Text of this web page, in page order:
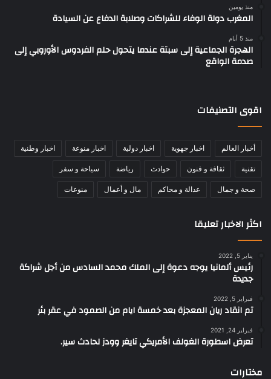
منذ يومين
المغرب دولة الوفاء للشراكات وصلابة الدفاع عن السيادة
منذ 5 أيام
الهجرة الجماعية إلى سبتة عندما يتحول حلم الفردوس الأوروبي إلى
صدمة الواقع
اقوى التصنيفات
أخبار العالم اخبار جهوية اخبار دولية اخبار منوعة اخبار وطنية
تقنية ثقافة و فنون حوادث رياضة سياحة و سفر
صحة و جمال عدالة و محاكم مال و أعمال منوعات
اكثر الاخبار تعليقا
يناير 5, 2022
رئيس ألمانيا يوجه دعوة إلى الملك محمد السادس من أجل شراكة
جديدة
فبراير 5, 2022
تم انقاد ريان المعجزة بعد خمسة ايام من الصمود في عقر بئر
فبراير 24, 2021
تعرض اسطورة الغولف الأمريكي تايغر وودز لحادث سير.
مختارات